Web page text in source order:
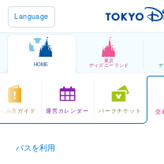
Language
HOME
東京
ディズニーランド
み方ガイド 運営カレンダー パークチケット 交
バスを利用